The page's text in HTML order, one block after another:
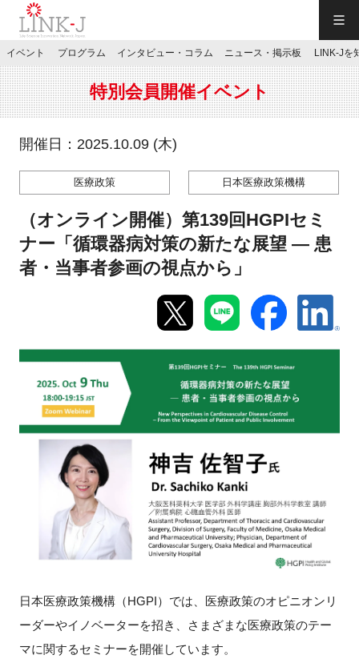
JP／EN
特別会員専用メニュー
施設ご予約
新規登録
イベント
プログラム
インタビュー・コラム
ニュース・掲示板
LINK-Jを知る
特別会員
イベント プログラム インタビュー・コラム ニュース・掲示板 LINK-Jを
特別会員開催イベント
開催日：2025.10.09 (木)
医療政策 日本医療政策機構
（オンライン開催）第139回HGPIセミ
ナー「循環器病対策の新たな展望 ― 患
者・当事者参画の視点から」
日本医療政策機構（HGPI）では、医療政策のオピニオンリ
ーダーやイノベーターを招き、さまざまな医療政策のテー
マに関するセミナーを開催しています。